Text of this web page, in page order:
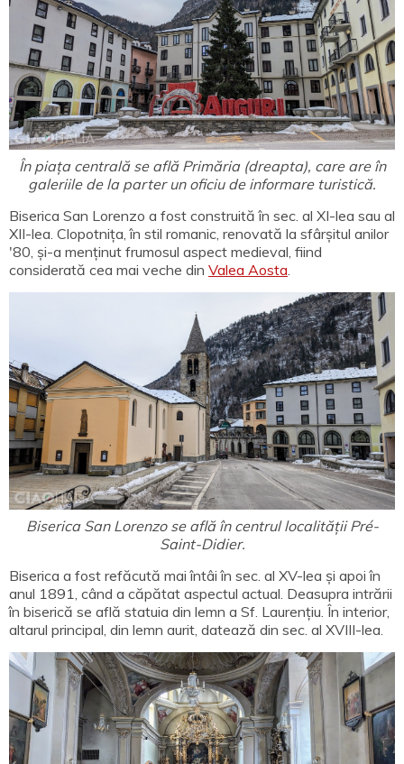
În piața centrală se află Primăria (dreapta), care are în
galeriile de la parter un oficiu de informare turistică.
Biserica San Lorenzo a fost construită în sec. al XI-lea sau al
XII-lea. Clopotnița, în stil romanic, renovată la sfârșitul anilor
'80, și-a menținut frumosul aspect medieval, fiind
considerată cea mai veche din Valea Aosta.
Biserica San Lorenzo se află în centrul localității Pré-
Saint-Didier.
Biserica a fost refăcută mai întâi în sec. al XV-lea și apoi în
anul 1891, când a căpătat aspectul actual. Deasupra intrării
în biserică se află statuia din lemn a Sf. Laurențiu. În interior,
altarul principal, din lemn aurit, datează din sec. al XVIII-lea.